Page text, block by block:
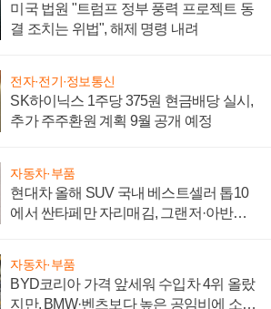
미국 법원 "트럼프 정부 풍력 프로젝트 동
결 조치는 위법", 해제 명령 내려
전자·전기·정보통신
SK하이닉스 1주당 375원 현금배당 실시,
추가 주주환원 계획 9월 공개 예정
자동차·부품
현대차 올해 SUV 국내 베스트셀러 톱10
에서 싼타페만 자리매김, 그랜저·아반떼
자동차·부품
BYD코리아 가격 앞세워 수입차 4위 올랐
지만, BMW·벤츠보다 높은 공임비에 소비